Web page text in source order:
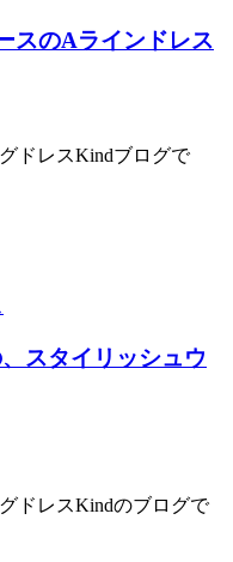
スのAラインドレス
ドレスKindブログで
スタイリッシュウ
ドレスKindのブログで